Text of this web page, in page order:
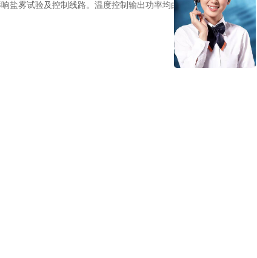
盐雾试验及控制线路。温度控制输出功率均由微电脑演